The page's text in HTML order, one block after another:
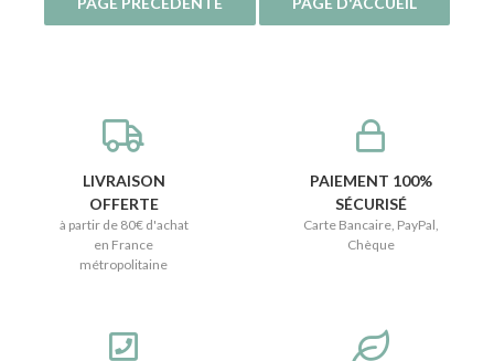
LIVRAISON
OFFERTE
à partir de 80€ d'achat
en France
métropolitaine
PAIEMENT 100%
SÉCURISÉ
Carte Bancaire, PayPal,
Chèque